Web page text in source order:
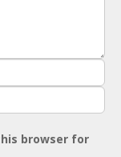
browser for